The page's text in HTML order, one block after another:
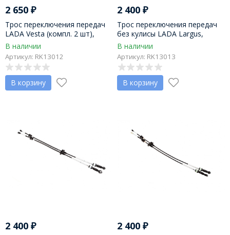
2 650 ₽
Трос переключения передач
LADA Vesta (компл. 2 шт),
(8450030517)
В наличии
Артикул: RK13012
В корзину
2 400₽
Трос переключения передач
без кулисы LADA Largus,
Renault Logan, Sandero, Duster
(компл. 2 шт), (6001548695)
В наличии
Артикул: RK13013
В корзину
2 400 ₽ 2 400₽